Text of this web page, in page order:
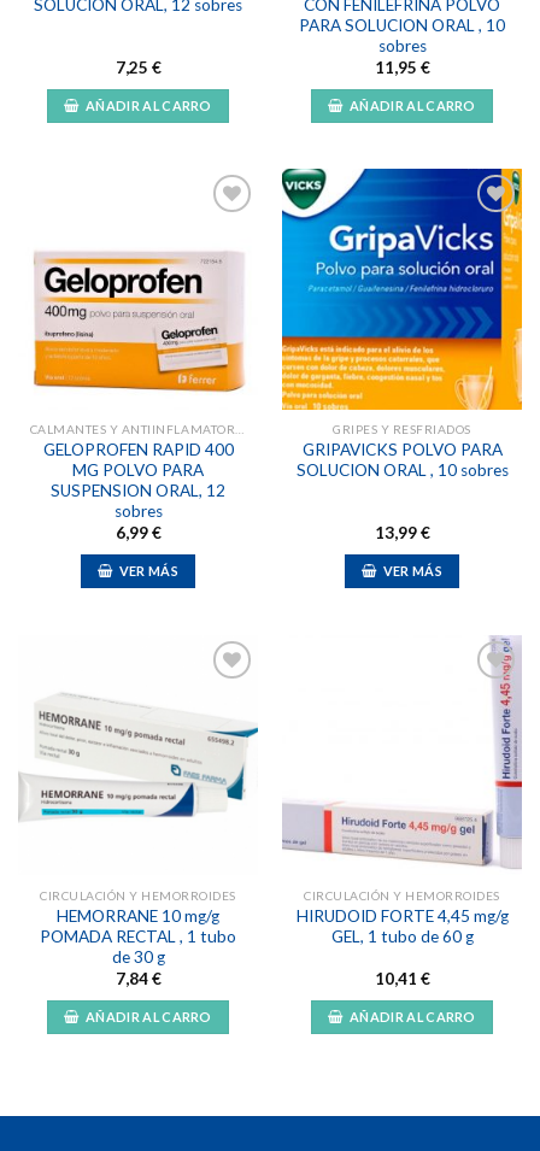
SOLUCION ORAL, 12 sobres
7,25 €
AÑADIR AL CARRO
CON FENILEFRINA POLVO
PARA SOLUCION ORAL , 10
sobres
11,95 €
AÑADIR AL CARRO
lista de
deseos
GELOPROFEN RAPID 400
MG POLVO PARA
SUSPENSION ORAL, 12
sobres
6,99€
VER MÁS
Añadir
a la
lista de
deseos
GRIPES Y RESFRIADOS
GRIPAVICKS POLVO PARA
SOLUCION ORAL , 10 sobres
13,99€
VER MÁS
Añadir
lista de
deseos
CIRCULACIÓN Y HEMORROIDES
HEMORRANE 10 mg/g
POMADA RECTAL , 1 tubo
de 30 g
7,84€
AÑADIR AL CARRO
Añadir
lista de
deseos
CIRCULACIÓN Y HEMORROIDES
HIRUDOID FORTE 4,45 mg/g
GEL, 1 tubo de 60 g
10,41 €
AÑADIR AL CARRO